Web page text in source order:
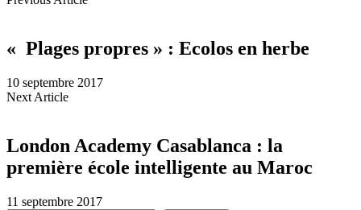
« Plages propres » : Ecolos en herbe
10 septembre 2017
Next Article
London Academy Casablanca : la
première école intelligente au Maroc
11 septembre 2017